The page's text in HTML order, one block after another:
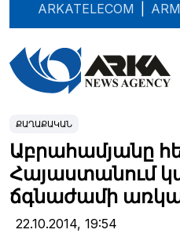
ARKATELECOM
ՔԱՂԱՔԱԿԱՆ
Աբրահամյանը
Հայաստանում
ճգնաժամի
22.10.2014, 19:54